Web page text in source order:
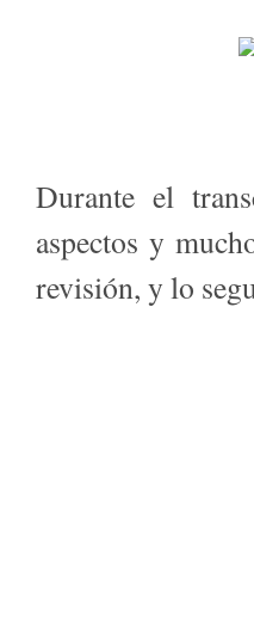
Durante el
aspectos y
revisión, y lo